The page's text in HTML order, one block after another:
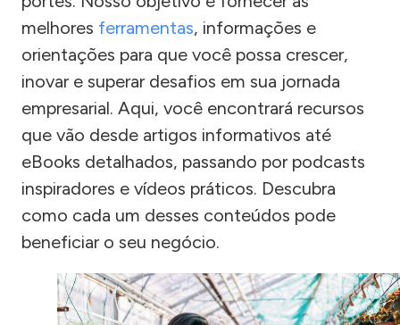
melhores ferramentas, informações e
orientações para que você possa crescer,
inovar e superar desafios em sua jornada
empresarial. Aqui, você encontrará recursos
que vão desde artigos informativos até
eBooks detalhados, passando por podcasts
inspiradores e vídeos práticos. Descubra
como cada um desses conteúdos pode
beneficiar o seu negócio.